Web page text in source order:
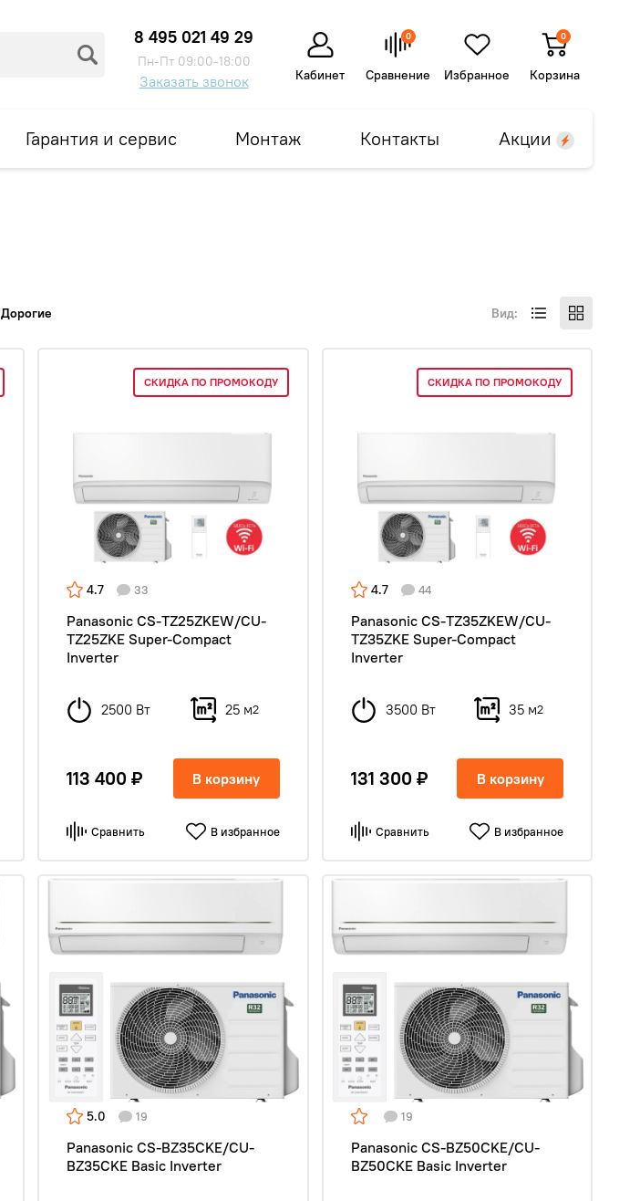
8 495 021 49 29
Пн-Пт 09:00-18:00
Заказать звонок Кабинет
0
Сравнение Избранное
0
Корзина
Гарантия и сервис Монтаж Контакты Акции
Дорогие Вид:
СКИДКА ПО ПРОМОКОДУ
4.7 33
Panasonic CS-TZ25ZKEW/CU-
TZ25ZKE Super-Compact
Inverter
2500 Вт 25 м2
113 400 ₽ В корзину
Сравнить В избранное
СКИДКА ПО ПРОМОКОДУ
4.7 44
Panasonic CS-TZ35ZKEW/CU-
TZ35ZKE Super-Compact
Inverter
3500 Вт 35 м2
131 300 ₽ В корзину
Сравнить В избранное
5.0 19
Panasonic CS-BZ35CKE/CU-
BZ35CKE Basic Inverter
19
Panasonic CS-BZ50CKE/CU-
BZ50CKE Basic Inverter